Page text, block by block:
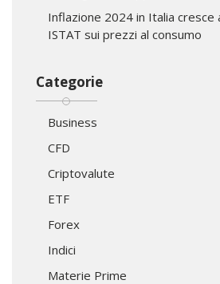
Inflazione 2024 in Italia cresce
ISTAT sui prezzi al consumo
Categorie
Business
CFD
Criptovalute
ETF
Forex
Indici
Materie Prime